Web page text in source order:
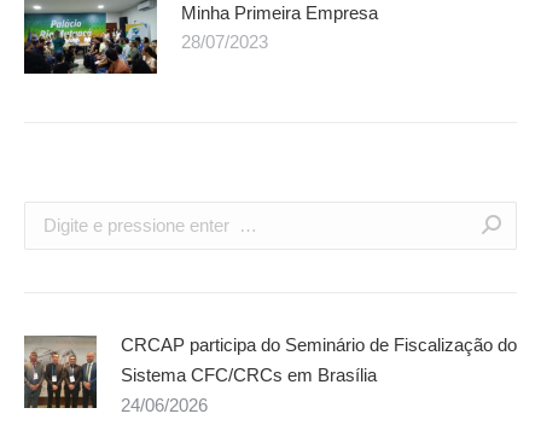
Minha Primeira Empresa
28/07/2023
Search:
CRCAP participa do Seminário de Fiscalização do
Sistema CFC/CRCs em Brasília
24/06/2026